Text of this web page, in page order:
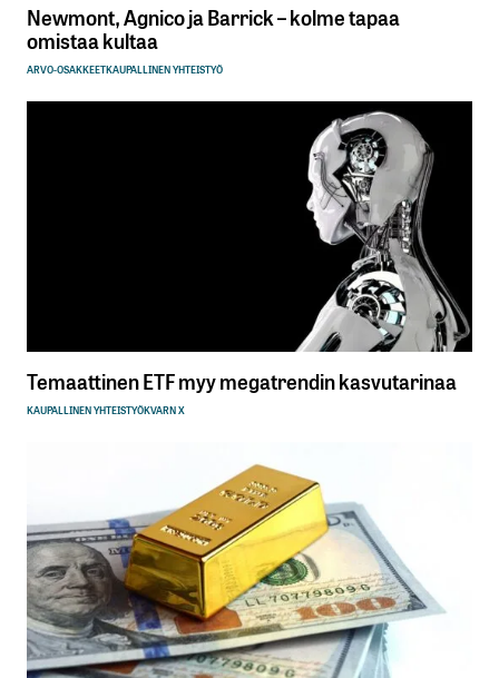
Newmont, Agnico ja Barrick – kolme tapaa
omistaa kultaa
ARVO-OSAKKEETKAUPALLINEN YHTEISTYÖ
Temaattinen ETF myy megatrendin kasvutarinaa
KAUPALLINEN YHTEISTYÖKVARN X